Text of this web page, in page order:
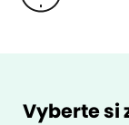
Vyberte si